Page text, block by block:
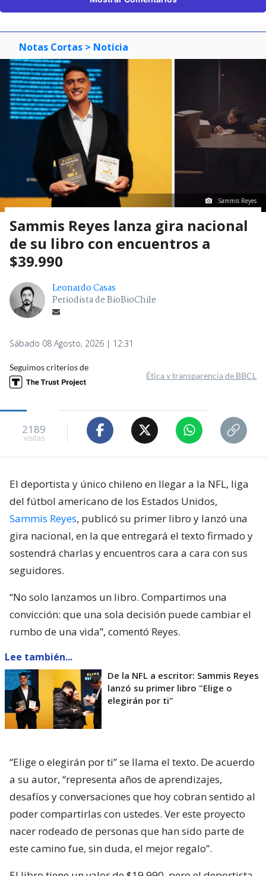
Notas Cortas > Noticia
Sammis Reyes
Sammis Reyes lanza gira nacional
de su libro con encuentros a
$39.990
Leonardo Casas
Periodista de BioBioChile
Sábado 08 Agosto, 2026 | 12:31
Seguimos criterios de
Ética y transparencia de BBCL
2189
visitas
El deportista y único chileno en llegar a la NFL, liga
del fútbol americano de los Estados Unidos,
Sammis Reyes, publicó su primer libro y lanzó una
gira nacional, en la que entregará el texto firmado y
sostendrá charlas y encuentros cara a cara con sus
seguidores.
“No solo lanzamos un libro. Compartimos una
convicción: que una sola decisión puede cambiar el
rumbo de una vida”, comentó Reyes.
Lee también...
De la NFL a escritor: Sammis Reyes
lanzó su primer libro "Elige o
elegirán por ti"
“Elige o elegirán por ti” se llama el texto. De acuerdo
a su autor, “representa años de aprendizajes,
desafíos y conversaciones que hoy cobran sentido al
poder compartirlas con ustedes. Ver este proyecto
nacer rodeado de personas que han sido parte de
este camino fue, sin duda, el mejor regalo”.